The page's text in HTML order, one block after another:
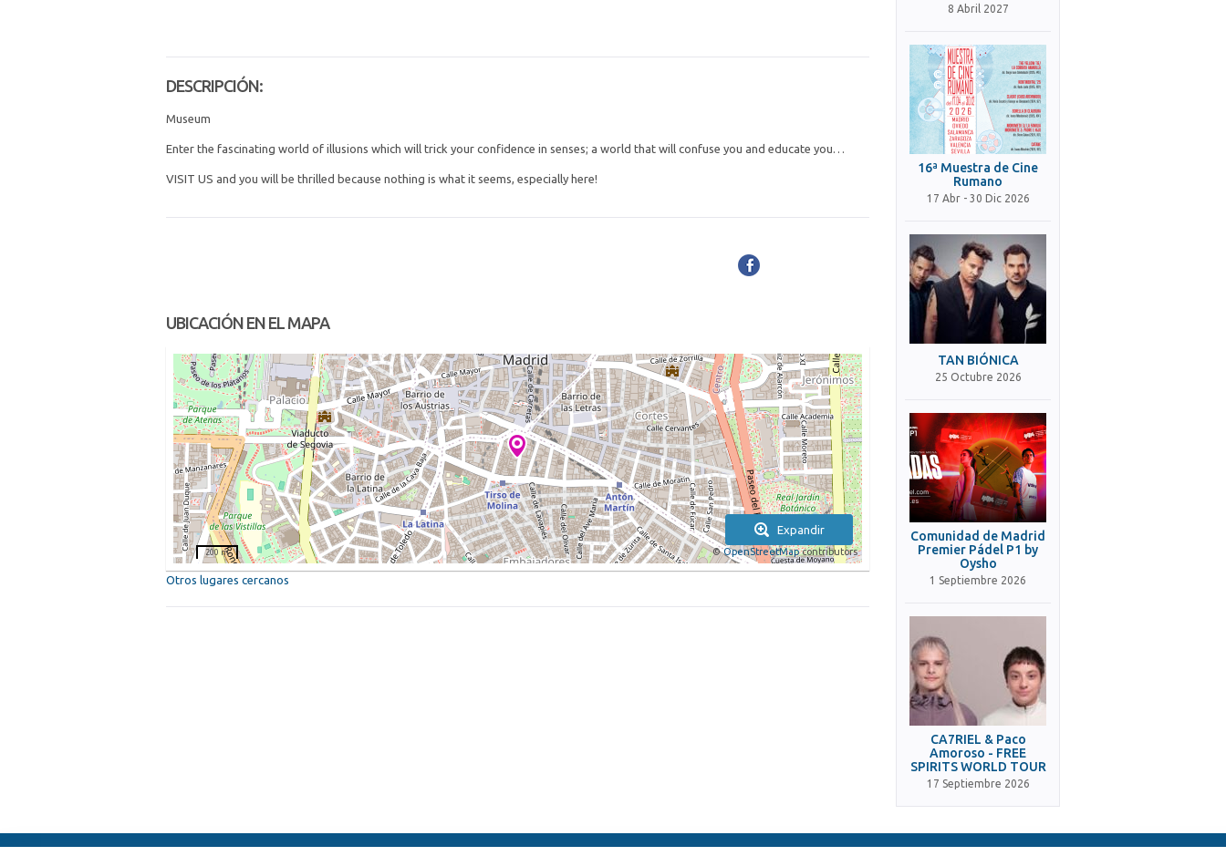
DESCRIPCIÓN:
Museum
Enter the fascinating world of illusions which will trick your confidence in senses; a world that will confuse you and educate you…
VISIT US and you will be thrilled because nothing is what it seems, especially here!
UBICACIÓN EN EL MAPA
Expandir
©OpenStreetMapcontributors
200 m
Otros lugares cercanos
8 Abril 2027
16ª Muestra de Cine
Rumano
17 Abr - 30 Dic 2026
TAN BIÓNICA
25 Octubre 2026
Comunidad de Madrid
Premier Pádel P1 by
Oysho
1 Septiembre 2026
CA7RIEL & Paco
Amoroso - FREE
SPIRITS WORLD TOUR
17 Septiembre 2026